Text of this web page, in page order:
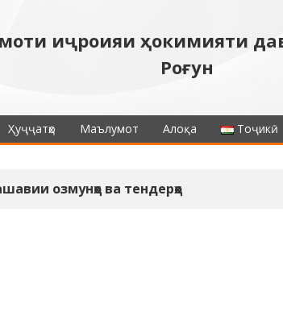
иҷроияи ҳокимияти
Роғун
Ҳуҷҷатҳо Маълумот Алоқа Тоҷикӣ
озмунҳо ва тендерҳо